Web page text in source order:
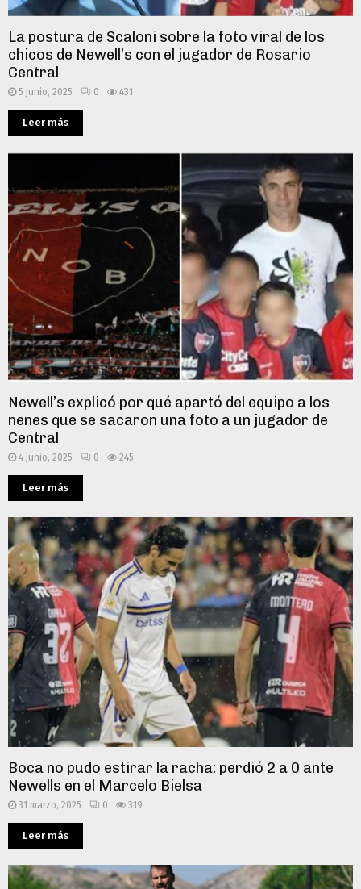
La postura de Scaloni sobre la foto viral de los
chicos de Newell’s con el jugador de Rosario
Central
5 junio, 2025 0 431
Leer más
Newell’s explicó por qué apartó del equipo a los
nenes que se sacaron una foto a un jugador de
Central
4 junio, 2025 0 245
Leer más
Boca no pudo estirar la racha: perdió 2 a 0 ante
Newells en el Marcelo Bielsa
31 marzo, 2025 0 319
Leer más